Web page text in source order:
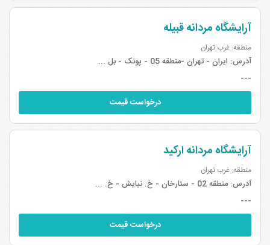
آرایشگاه مردانه قبیله
منطقه: غرب تهران
آدرس: ایران - تهران -منطقه 05 - پونک - بل ...
---
درخواست قیمت
آرایشگاه مردانه ارکید
منطقه: غرب تهران
آدرس:منطقه 02 - ستارخان - خ. نیایش - خ. ...
---
درخواست قیمت